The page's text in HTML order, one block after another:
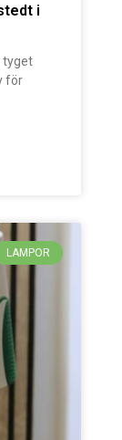
i
tyget
för
LAMPOR